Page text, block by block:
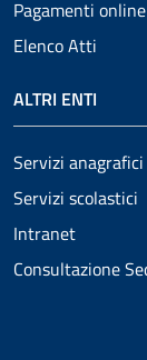
Pagamenti online
Elenco Atti
ALTRI ENTI
Servizi anagrafici
Servizi scolastici
Intranet
Consultazione